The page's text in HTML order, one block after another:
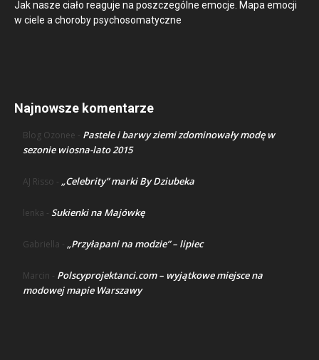
Jak nasze ciało reaguje na poszczególne emocje. Mapa emocji
w ciele a choroby psychosomatyczne
Najnowsze komentarze
Blog Ozonee - Pastele i barwy ziemi zdominowały modę w
sezonie wiosna-lato 2015
AJ Risso - „Celebrity” marki By Dziubeka
lenka - Sukienki na Majówkę
Gabriella - „Przyłapani na modzie” – lipiec
Marcin - Polscyprojektanci.com – wyjątkowe miejsce na
modowej mapie Warszawy